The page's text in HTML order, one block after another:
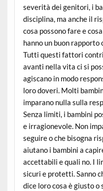
severità dei genitori, i
disciplina, ma anche il
cosa possono fare e
hanno un buon rapporto
Tutti questi fattori
avanti nella vita ci si
agiscano in modo
loro doveri. Molti
imparano nulla sulla
Senza limiti, i bambini
e irragionevole. Non
seguire o che bisogna
aiutano i bambini a
accettabili e quali no. I
sicuri e protetti. Sanno
dice loro cosa è giusto o